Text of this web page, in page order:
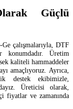
Güçlü
çalışmalarıyla, DTF
konumdadır. Üretim
kaliteli hammaddeler
amaçlıyoruz. Ayrıca,
destek ekibimizle,
Üreticisi olarak,
fiyatlar ve zamanında